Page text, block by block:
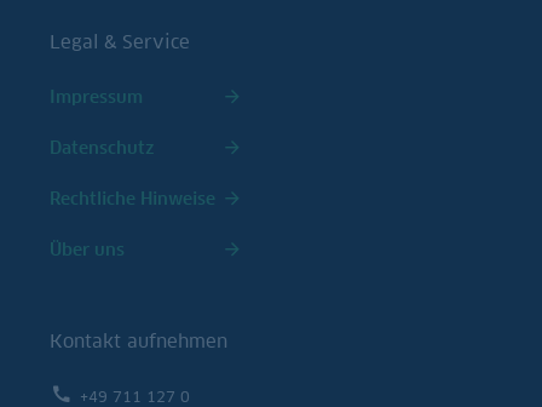
Legal & Service
Impressum
Datenschutz
Rechtliche Hinweise
Über uns
Kontakt aufnehmen
+49 711 127 0